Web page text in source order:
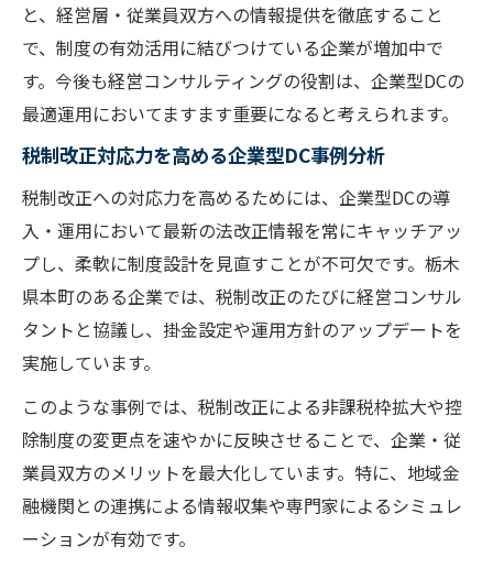
と、経営層・従業員双方への情報提供を徹底すること
で、制度の有効活用に結びつけている企業が増加中で
す。今後も経営コンサルティングの役割は、企業型DCの
最適運用においてますます重要になると考えられます。
税制改正対応力を高める企業型DC事例分析
税制改正への対応力を高めるためには、企業型DCの導
入・運用において最新の法改正情報を常にキャッチアッ
プし、柔軟に制度設計を見直すことが不可欠です。栃木
県本町のある企業では、税制改正のたびに経営コンサル
タントと協議し、掛金設定や運用方針のアップデートを
実施しています。
このような事例では、税制改正による非課税枠拡大や控
除制度の変更点を速やかに反映させることで、企業・従
業員双方のメリットを最大化しています。特に、地域金
融機関との連携による情報収集や専門家によるシミュレ
ーションが有効です。